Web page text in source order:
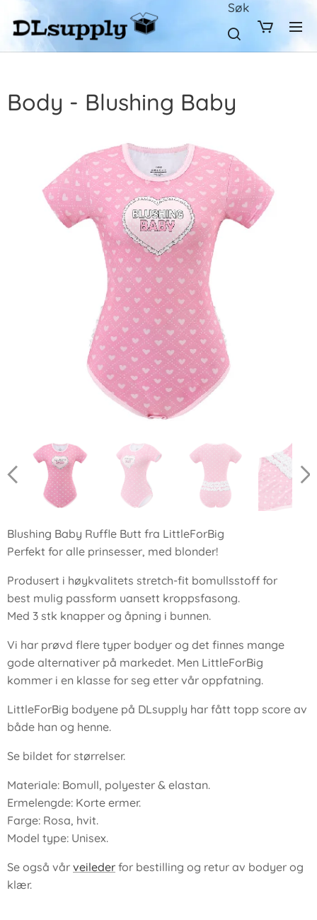
Søk
Body - Blushing Baby
Blushing Baby Ruffle Butt fra LittleForBig
Perfekt for alle prinsesser, med blonder!
Produsert i høykvalitets stretch-fit bomullsstoff for
best mulig passform uansett kroppsfasong.
Med 3 stk knapper og åpning i bunnen.
Vi har prøvd flere typer bodyer og det finnes mange
gode alternativer på markedet. Men LittleForBig
kommer i en klasse for seg etter vår oppfatning.
LittleForBig bodyene på DLsupply har fått topp score av
både han og henne.
Se bildet for størrelser.
Materiale: Bomull, polyester & elastan.
Ermelengde: Korte ermer.
Farge: Rosa, hvit.
Model type: Unisex.
Se også vår veileder for bestilling og retur av bodyer og
klær.